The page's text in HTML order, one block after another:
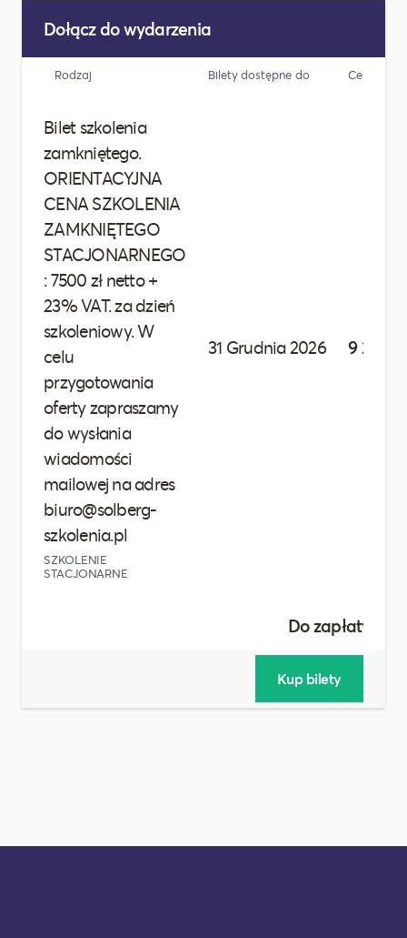
Dołącz do wydarzenia
Rodzaj Bilety dostępne do Cena
Bilet szkolenia
zamkniętego.
ORIENTACYJNA
CENA SZKOLENIA
ZAMKNIĘTEGO
STACJONARNEGO
: 7500 zł netto +
23% VAT. za dzień
szkoleniowy. W
celu
przygotowania
oferty zapraszamy
do wysłania
wiadomości
mailowej na adres
biuro@solberg-
szkolenia.pl
SZKOLENIE
STACJONARNE
31 Grudnia 2026 9